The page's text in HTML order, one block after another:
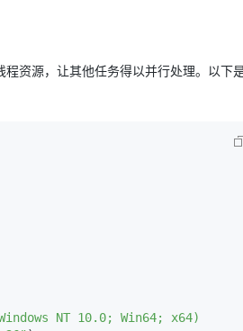
资源，让其他任务得以并行处理。以下
NT 10.0; Win64; x64)